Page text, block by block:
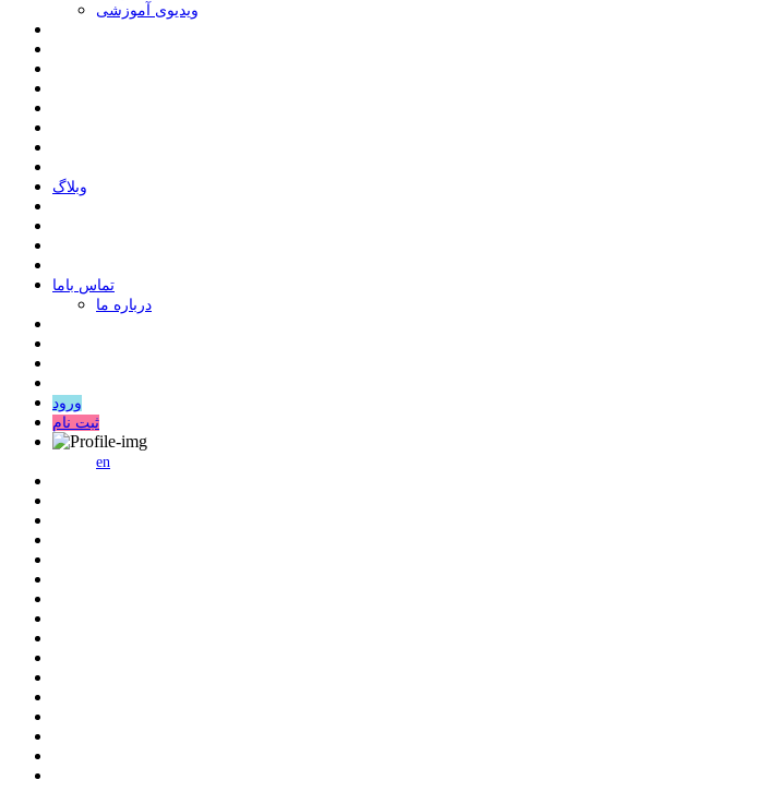
ویدیوی آموزشی
وبلاگ
ﺗﻤﺎﺱ ﺑﺎﻣﺎ
درباره ما
ورود
ثبت نام
en